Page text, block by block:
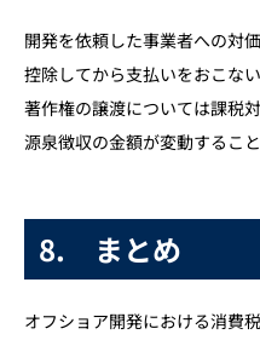
開発を依頼した事業者への対
控除してから支払いをおこな
著作権の譲渡については課税
源泉徴収の金額が変動するこ
8. まとめ
オフショア開発における消費